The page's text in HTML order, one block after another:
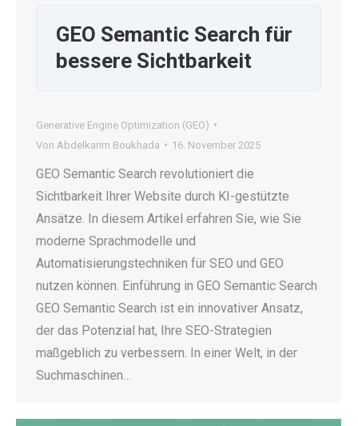
GEO Semantic Search für
bessere Sichtbarkeit
Generative Engine Optimization (GEO)
Von Abdelkarim Boukhada 16. November 2025
GEO Semantic Search revolutioniert die
Sichtbarkeit Ihrer Website durch KI-gestützte
Ansätze. In diesem Artikel erfahren Sie, wie Sie
moderne Sprachmodelle und
Automatisierungstechniken für SEO und GEO
nutzen können. Einführung in GEO Semantic Search
GEO Semantic Search ist ein innovativer Ansatz,
der das Potenzial hat, Ihre SEO-Strategien
maßgeblich zu verbessern. In einer Welt, in der
Suchmaschinen…